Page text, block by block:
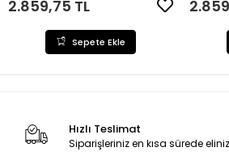
2.859,75 TL
Sepete Ekle
Hızlı Teslimat
Siparişleriniz en kısa sürede